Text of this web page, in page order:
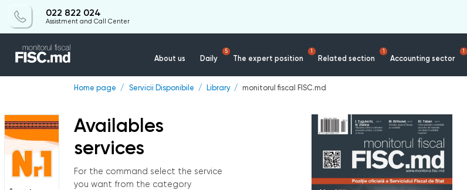
022 822 024
Assistment and Call Center
About us Daily
5
The expert position
1
Related section
1
Accounting sector
1
Home page Servicii Disponibile Library monitorul fiscal FISC.md
Availables
services
For the command select the service
you want from the category